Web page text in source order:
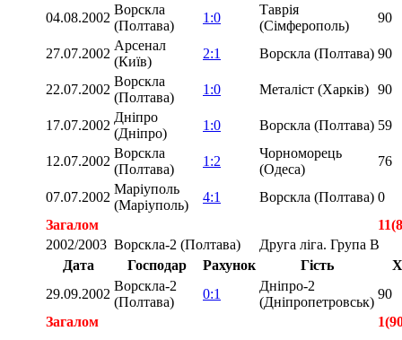
04.08.2002
Ворскла
(Полтава)
1:0
Таврія
(Сімферополь)
90
27.07.2002
Арсенал
(Київ)
2:1 Ворскла (Полтава) 90
22.07.2002
Ворскла
(Полтава)
1:0 Металіст (Харків) 90
17.07.2002
Дніпро
(Дніпро)
1:0 Ворскла (Полтава) 59
12.07.2002
Ворскла
(Полтава)
1:2
Чорноморець
(Одеса)
76
07.07.2002
Маріуполь
(Маріуполь)
4:1 Ворскла (Полтава) 0
Загалом
2002/2003 Ворскла-2 (Полтава)
Друга ліга. Група В
Дата
Господар Рахунок Гість
29.09.2002
Ворскла-2
(Полтава)
0:1
Дніпро-2
(Дніпропетровськ)
90
Загалом